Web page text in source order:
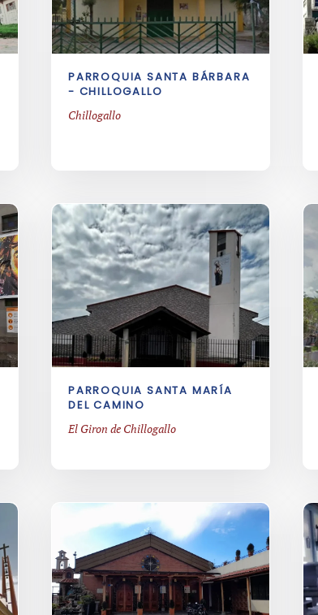
PARROQUIA SANTA BÁRBARA
- CHILLOGALLO
Chillogallo
PARROQUIA SANTA MARÍA
DEL CAMINO
El Giron de Chillogallo